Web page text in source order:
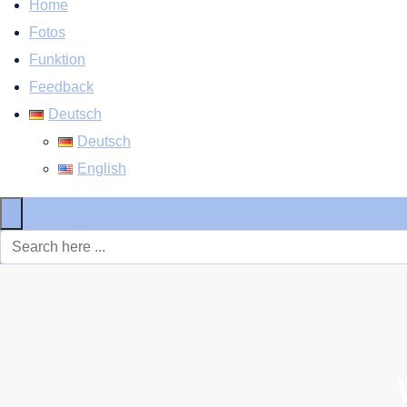
Home
Fotos
Funktion
Feedback
Deutsch
Deutsch
English